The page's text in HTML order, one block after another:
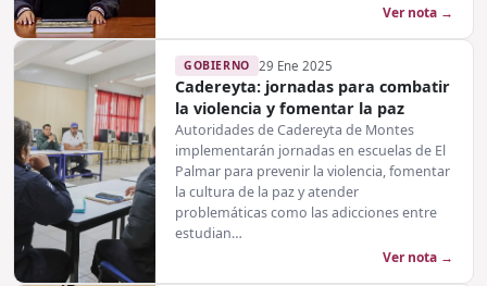
Ver nota →
GOBIERNO 29 Ene 2025
Cadereyta: jornadas para combatir
la violencia y fomentar la paz
Autoridades de Cadereyta de Montes
implementarán jornadas en escuelas de El
Palmar para prevenir la violencia, fomentar
la cultura de la paz y atender
problemáticas como las adicciones entre
estudian…
Ver nota →